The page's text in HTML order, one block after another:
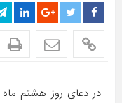
در دعای روز هشتم